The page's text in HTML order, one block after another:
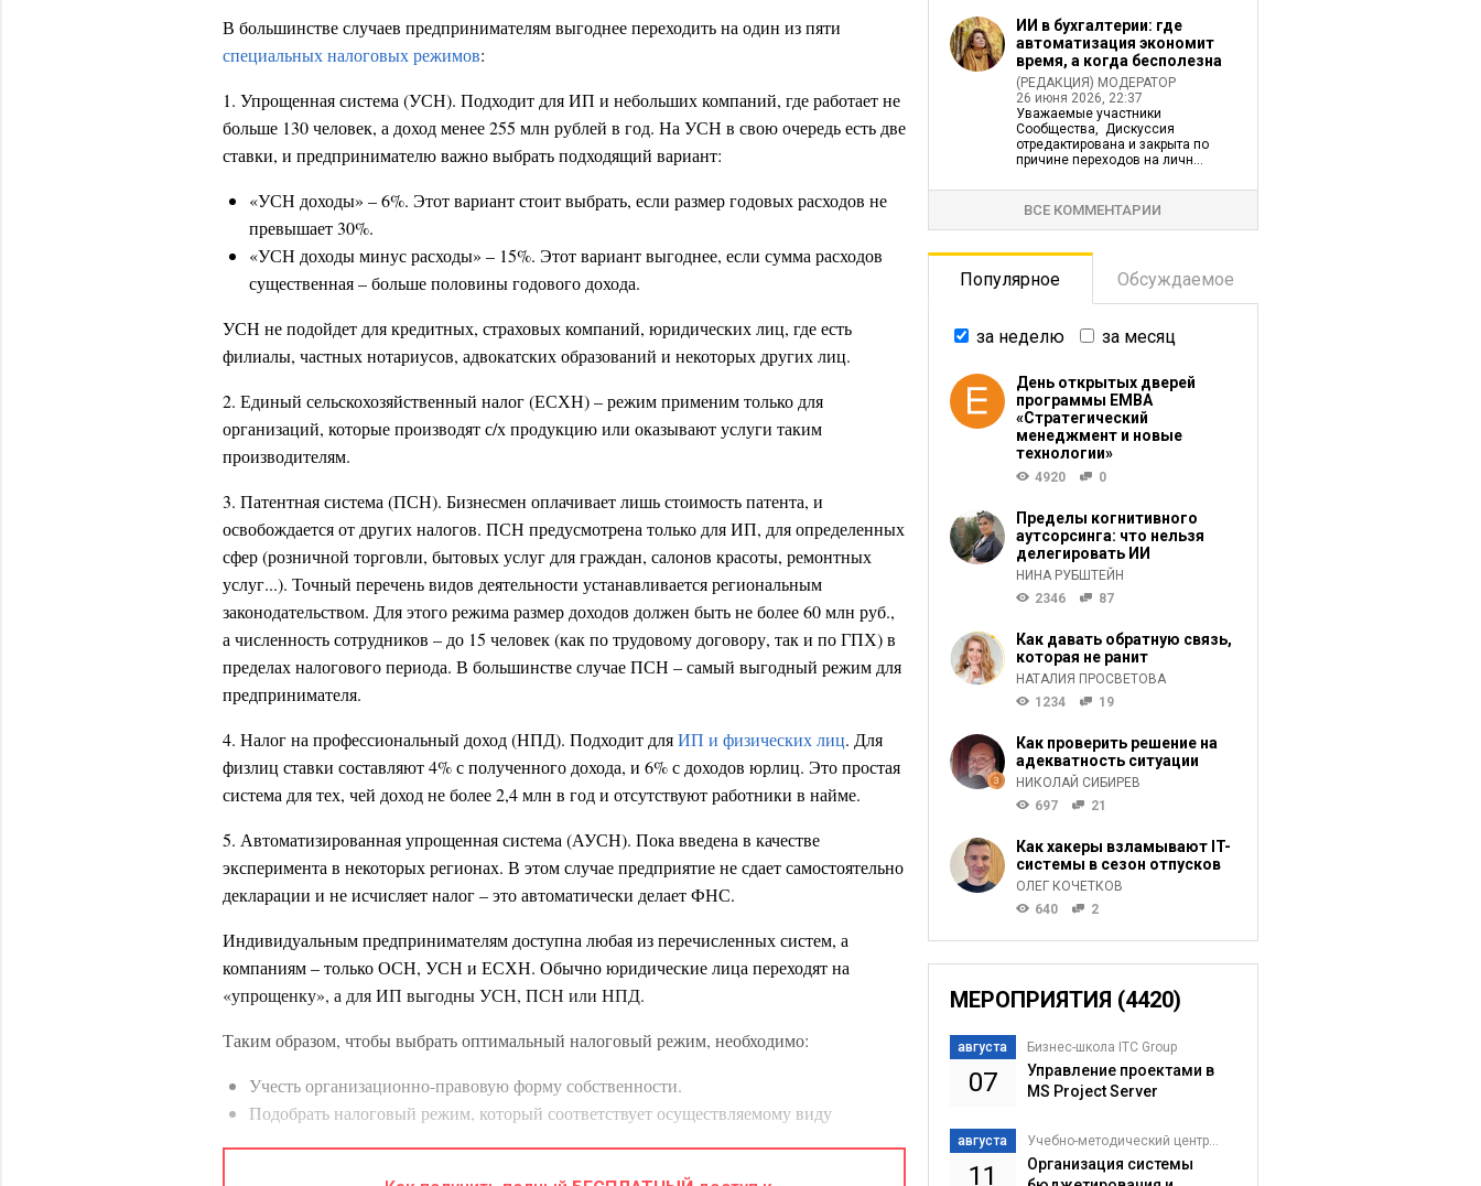
В большинстве случаев предпринимателям выгоднее переходить на один из пяти
специальных налоговых режимов:
1. Упрощенная система (УСН). Подходит для ИП и небольших компаний, где работает не
больше 130 человек, а доход менее 255 млн рублей в год. На УСН в свою очередь есть две
ставки, и предпринимателю важно выбрать подходящий вариант:
«УСН доходы» – 6%. Этот вариант стоит выбрать, если размер годовых расходов не
превышает 30%.
«УСН доходы минус расходы» – 15%. Этот вариант выгоднее, если сумма расходов
существенная – больше половины годового дохода.
УСН не подойдет для кредитных, страховых компаний, юридических лиц, где есть
филиалы, частных нотариусов, адвокатских образований и некоторых других лиц.
2. Единый сельскохозяйственный налог (ЕСХН) – режим применим только для
организаций, которые производят с/х продукцию или оказывают услуги таким
производителям.
3. Патентная система (ПСН). Бизнесмен оплачивает лишь стоимость патента, и
освобождается от других налогов. ПСН предусмотрена только для ИП, для определенных
сфер (розничной торговли, бытовых услуг для граждан, салонов красоты, ремонтных
услуг...). Точный перечень видов деятельности устанавливается региональным
законодательством. Для этого режима размер доходов должен быть не более 60 млн руб.,
а численность сотрудников – до 15 человек (как по трудовому договору, так и по ГПХ) в
пределах налогового периода. В большинстве случае ПСН – самый выгодный режим для
предпринимателя.
4. Налог на профессиональный доход (НПД). Подходит дляИП и физических лиц. Для
физлиц ставки составляют 4% с полученного дохода, и 6% с доходов юрлиц. Это простая
система для тех, чей доход не более 2,4 млн в год и отсутствуют работники в найме.
5. Автоматизированная упрощенная система (АУСН). Пока введена в качестве
эксперимента в некоторых регионах. В этом случае предприятие не сдает самостоятельно
декларации и не исчисляет налог – это автоматически делает ФНС.
Индивидуальным предпринимателям доступна любая из перечисленных систем, а
компаниям – только ОСН, УСН и ЕСХН. Обычно юридические лица переходят на
«упрощенку», а для ИП выгодны УСН, ПСН или НПД.
Таким образом, чтобы выбрать оптимальный налоговый режим, необходимо:
Учесть организационно-правовую форму собственности.
Подобрать налоговый режим, который соответствует осуществляемому виду
ИИ в бухгалтерии: где
автоматизация экономит
время, а когда бесполезна
(РЕДАКЦИЯ) МОДЕРАТОР
26 июня 2026, 22:37
Уважаемые участники
Сообщества, Дискуссия
отредактирована и закрыта по
причине переходов на личн...
ВСЕ КОММЕНТАРИИ
Популярное Обсуждаемое
за неделю за месяц
День открытых дверей
программы ЕМВА
«Стратегический
менеджмент и новые
технологии»
4920 0
Пределы когнитивного
аутсорсинга: что нельзя
делегировать ИИ
НИНА РУБШТЕЙН
2346
87
Как давать обратную связь,
которая не ранит
НАТАЛИЯ ПРОСВЕТОВА
1234
19
Как проверить решение на
адекватность ситуации
НИКОЛАЙ СИБИРЕВ
697
21
Как хакеры взламывают IT-
системы в сезон отпусков
ОЛЕГ КОЧЕТКОВ
640
2
МЕРОПРИЯТИЯ (4420)
августа
07
Бизнес-школа ITC Group
Управление проектами в
MS Project Server
августа
11
Учебно-методический центр...
Организация системы